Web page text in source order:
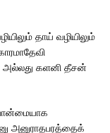
தாய் வழியிலும்
களனி தீசன்
அனுராதபரத்தைக்